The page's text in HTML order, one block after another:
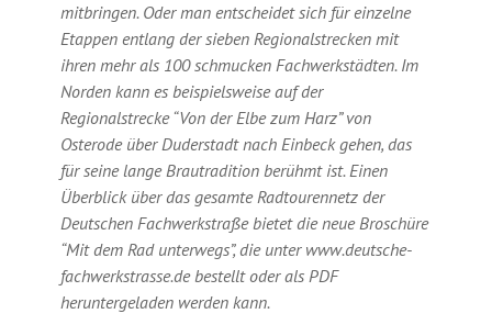
mitbringen. Oder man entscheidet sich für einzelne
Etappen entlang der sieben Regionalstrecken mit
ihren mehr als 100 schmucken Fachwerkstädten. Im
Norden kann es beispielsweise auf der
Regionalstrecke “Von der Elbe zum Harz” von
Osterode über Duderstadt nach Einbeck gehen, das
für seine lange Brautradition berühmt ist. Einen
Überblick über das gesamte Radtourennetz der
Deutschen Fachwerkstraße bietet die neue Broschüre
“Mit dem Rad unterwegs”, die unter www.deutsche-
fachwerkstrasse.de bestellt oder als PDF
heruntergeladen werden kann.